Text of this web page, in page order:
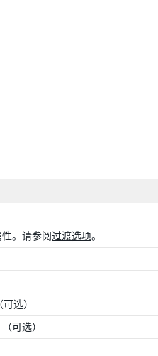
。请参阅过渡选项。
选）
可选）